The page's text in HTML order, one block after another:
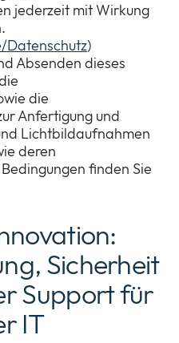
jederzeit mit Wirkung
)
Absenden dieses
die
Anfertigung und
Lichtbildaufnahmen
deren
finden Sie
Sicherheit
Support für
IT